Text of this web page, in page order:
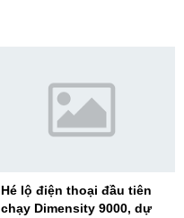
Hé lộ điện thoại đầu tiên
chạy Dimensity 9000, dự